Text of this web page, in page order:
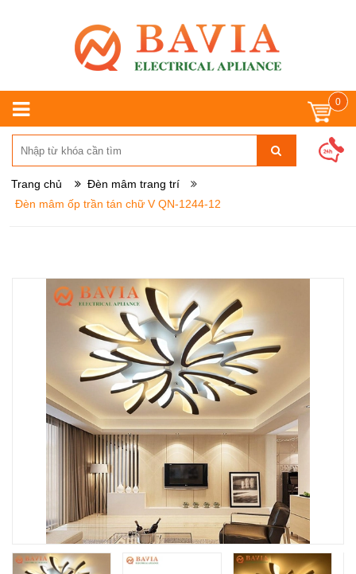
0
Trang chủ
Đèn mâm trang trí
Đèn mâm ốp trần tán chữ V QN-1244-12